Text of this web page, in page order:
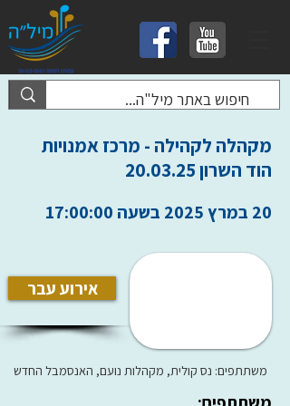
מקהלה לקהילה - מרכז אמנויות
הוד השרון 20.03.25
20 במרץ 2025 בשעה 17:00:00
אירוע עבר
משתתפים: נס קולית, מקהלות נועם, האנסמבל החדש